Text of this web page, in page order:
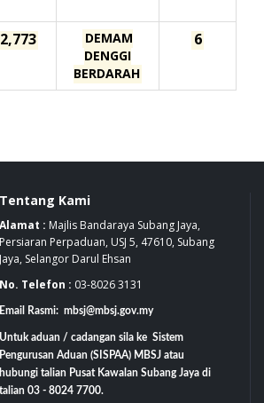
2,773
DEMAM
DENGGI
BERDARAH
6
Tentang Kami
Alamat : Majlis Bandaraya Subang Jaya,
Persiaran Perpaduan, USJ 5, 47610, Subang
Jaya, Selangor Darul Ehsan
No. Telefon : 03-8026 3131
Email Rasmi: mbsj@mbsj.gov.my
Untuk aduan / cadangan sila ke Sistem
Pengurusan Aduan (SISPAA) MBSJ atau
hubungi talian Pusat Kawalan Subang Jaya di
talian 03 - 8024 7700.